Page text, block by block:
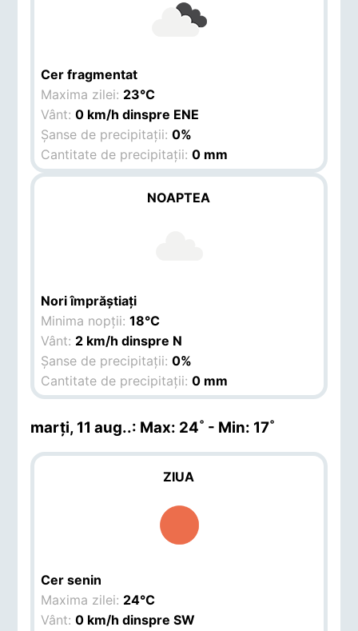
Cer fragmentat
Maxima zilei: 23°C
Vânt:0 km/h dinspre ENE
Șanse de precipitații:0%
Cantitate de precipitații:0 mm
NOAPTEA
Nori împrăștiați
Minima nopții:18°C
Vânt: 2 km/h dinspre N
Șanse de precipitații:0%
Cantitate de precipitații:0 mm
marți, 11 aug..: Max: 24˚ - Min: 17˚
ZIUA
Cer senin
Maxima zilei: 24°C
Vânt:0 km/h dinspre SW